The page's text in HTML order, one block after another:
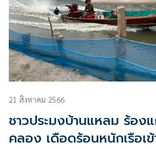
21 สิงหาคม 2566
ชาวประมงบ้านแหลม ร้อง
คลอง เดือดร้อนหนักเรือเ